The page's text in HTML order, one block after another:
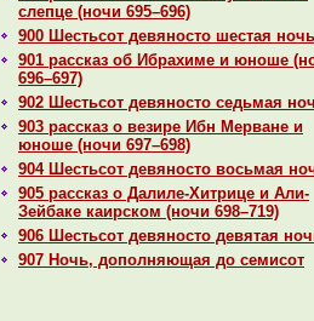
слепце (ночи 695–696)
900 Шестьсот девяносто шестая ночь
901 paссказ об Ибpaхиме и юноше
696–697)
902 Шестьсот девяносто седьмая
903 paссказ о везире Ибн Мерване и
юноше (ночи 697–698)
904 Шестьсот девяносто восьмая
905 paссказ о Далиле-Хитрице и Али-
Зейбаке каирскoм (ночи 698–719)
906 Шестьсот девяносто девятая
907 Ночь, дополняющая до семисот